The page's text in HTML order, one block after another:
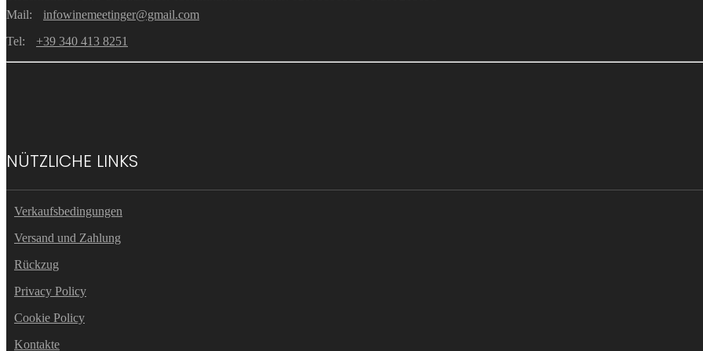
Mail:
infowinemeetinger@gmail.com
Tel:
+39 340 413 8251
NÜTZLICHE LINKS
Verkaufsbedingungen
Versand und Zahlung
Rückzug
Privacy Policy
Cookie Policy
Kontakte